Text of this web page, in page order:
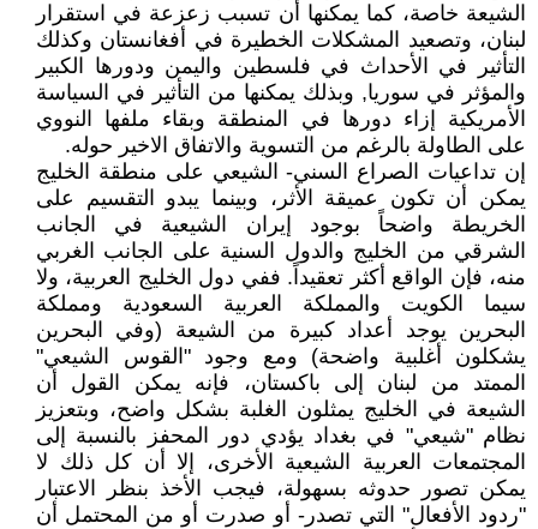
الشيعة خاصة، كما يمكنها أن تسبب زعزعة في استقرار
لبنان، وتصعيد المشكلات الخطيرة في أفغانستان وكذلك
التأثير في الأحداث في فلسطين واليمن ودورها الكبير
والمؤثر في سوريا, وبذلك يمكنها من التأثير في السياسة
الأمريكية إزاء دورها في المنطقة وبقاء ملفها النووي
على الطاولة بالرغم من التسوية والاتفاق الاخير حوله.
إن تداعيات الصراع السني- الشيعي على منطقة الخليج
يمكن أن تكون عميقة الأثر، وبينما يبدو التقسيم على
الخريطة واضحاً بوجود إيران الشيعية في الجانب
الشرقي من الخليج والدول السنية على الجانب الغربي
منه، فإن الواقع أكثر تعقيداً. ففي دول الخليج العربية، ولا
سيما الكويت والمملكة العربية السعودية ومملكة
البحرين يوجد أعداد كبيرة من الشيعة (وفي البحرين
يشكلون أغلبية واضحة) ومع وجود "القوس الشيعي"
الممتد من لبنان إلى باكستان، فإنه يمكن القول أن
الشيعة في الخليج يمثلون الغلبة بشكل واضح، وبتعزيز
نظام "شيعي" في بغداد يؤدي دور المحفز بالنسبة إلى
المجتمعات العربية الشيعية الأخرى، إلا أن كل ذلك لا
يمكن تصور حدوثه بسهولة، فيجب الأخذ بنظر الاعتبار
"ردود الأفعال" التي تصدر- أو صدرت أو من المحتمل أن